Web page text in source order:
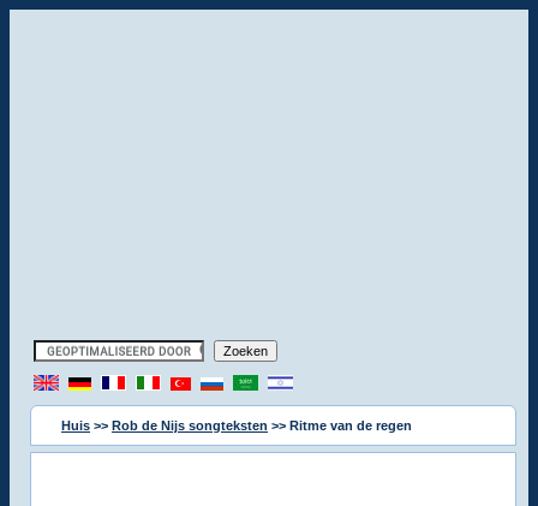
Huis >> Rob de Nijs songteksten >> Ritme van de regen